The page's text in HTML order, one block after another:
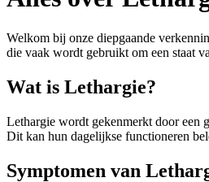
Welkom bij onze diepgaande
die vaak wordt gebruikt om een staat
Wat is Lethargie?
Lethargie wordt gekenmerkt door een
Dit kan hun dagelijkse functioneren
Symptomen van